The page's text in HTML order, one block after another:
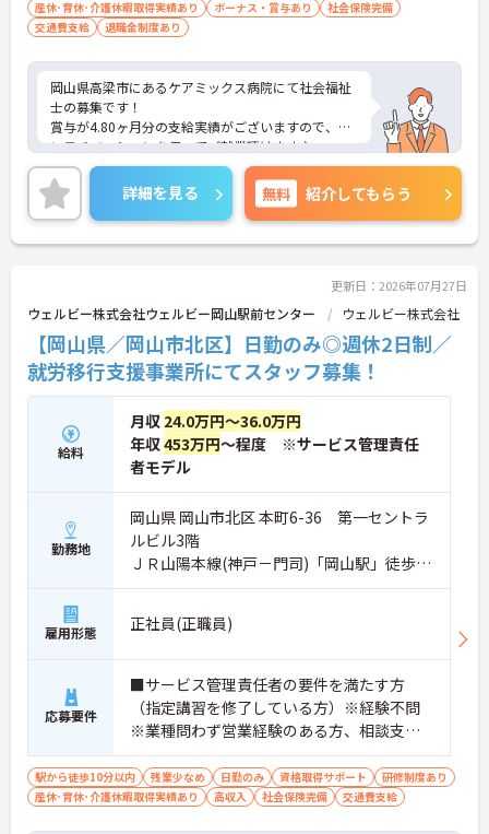
産休･育休･介護休暇取得実績あり ボーナス・賞与あり
社会保険完備
交通費支給
退職金制度あり
岡山県高梁市にあるケアミックス病院にて社会福祉
士の募集です！
賞与が4.80ヶ月分の支給実績がございますので、高
いモチベーションを保ってご就業頂けます♪
残業は月2時間程度と少なめで、プライベートや家
庭との両立もしやすい環境です◎
ご興味のある方には、面接対策ポイントなど、さら
に詳細をお話しいたしますのでお気軽にご相談くだ
さい！
詳細を見る 無料 紹介してもらう
更新日：2026年07月27日
ウェルビー株式会社ウェルビー岡山駅前センター ウェルビー株式会社
【岡山県／岡山市北区】日勤のみ◎週休2日制／
就労移行支援事業所にてスタッフ募集！
給料
月収 24.0万円～36.0万円
年収453万円～程度 ※サービス管理責任
者モデル
勤務地
岡山県 岡山市北区 本町6-36 第一セントラ
ルビル3階
ＪＲ山陽本線(神戸－門司)「岡山駅」徒歩4
分
雇用形態 正社員(正職員)
応募要件
■サービス管理責任者の要件を満たす方
（指定講習を修了している方）※経験不問
※業種問わず営業経験のある方、相談支
援・直接支援の経験がある方歓迎
駅から徒歩10分以内 残業少なめ 日勤のみ 資格取得サポート
研修制度あり
産休･育休･介護休暇取得実績あり
高収入 社会保険完備 交通費支給